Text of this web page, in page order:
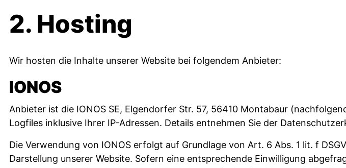
2. Hosting
Wir hosten die Inhalte unserer Website bei folgendem Anbieter:
IONOS
Anbieter ist die IONOS SE, Elgendorfer Str. 57, 56410 Montabaur
Logfiles inklusive Ihrer IP-Adressen. Details entnehmen Sie der
Die Verwendung von IONOS erfolgt auf Grundlage von Art. 6 Abs. 1 lit. f
Darstellung unserer Website. Sofern eine entsprechende Einwilligung